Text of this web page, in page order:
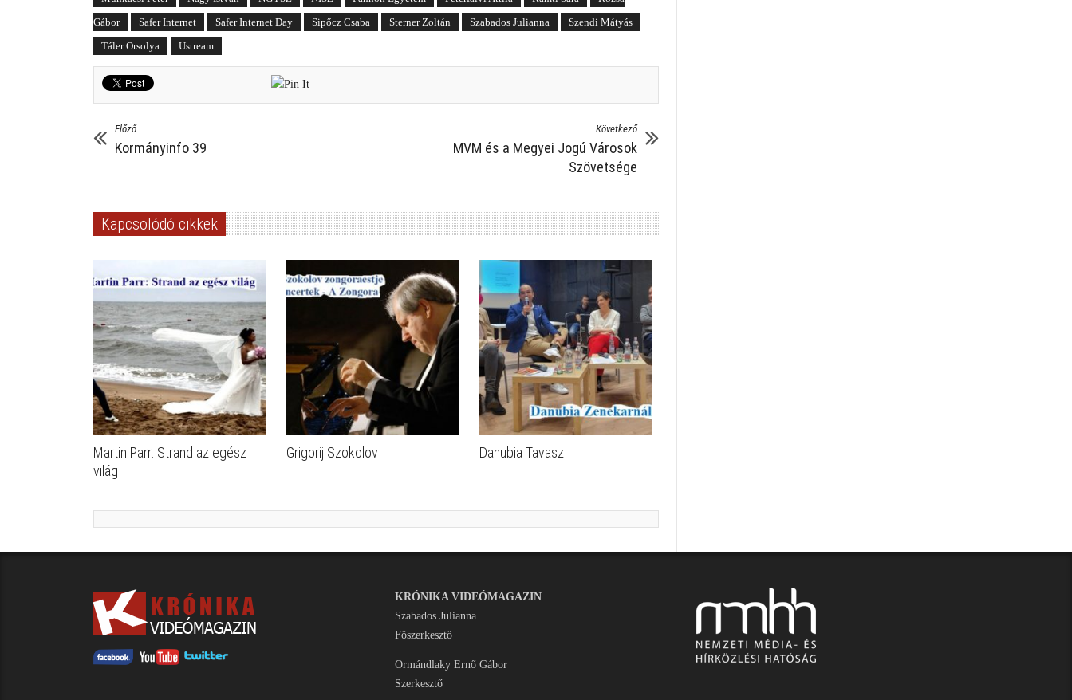
Gábor
Safer Internet Safer Internet Day Sipőcz Csaba Sterner Zoltán Szabados Julianna
Szendi Mátyás
Táler Orsolya
Ustream
Előző
Kormányinfo 39
Következő
MVM és a Megyei Jogú Városok
Szövetsége
Kapcsolódó cikkek
Martin Parr: Strand az egész
világ
Grigorij Szokolov Danubia Tavasz
KRÓNIKA VIDEÓMAGAZIN
Szabados Julianna
Főszerkesztő
Ormándlaky Ernő Gábor
Szerkesztő